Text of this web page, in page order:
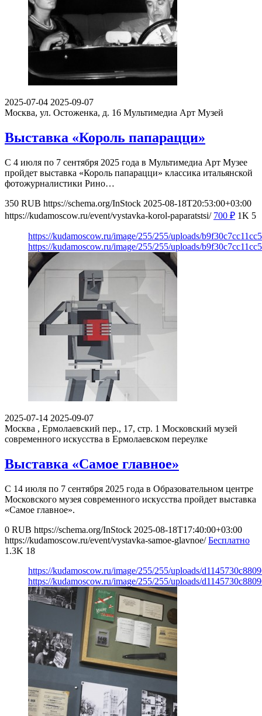
2025-07-04 2025-09-07
Москва, ул. Остоженка, д. 16 Мультимедиа Арт Музей
Выставка «Король папарацци»
С 4 июля по 7 сентября 2025 года в Мультимедиа Арт Музее
пройдет выставка «Король папарацци» классика итальянской
фотожурналистики Рино…
350 RUB https://schema.org/InStock 2025-08-18T20:53:00+03:00
https://kudamoscow.ru/event/vystavka-korol-paparatstsi/ 700 ₽ 1K 5
https://kudamoscow.ru/image/255/255/uploads/
https://kudamoscow.ru/image/255/255/uploads/
2025-07-14 2025-09-07
Москва , Ермолаевский пер., 17, стр. 1 Московский музей
современного искусства в Ермолаевском переулке
Выставка «Самое главное»
С 14 июля по 7 сентября 2025 года в Образовательном центре
Московского музея современного искусства пройдет выставка
«Самое главное».
0 RUB https://schema.org/InStock 2025-08-18T17:40:00+03:00
https://kudamoscow.ru/event/vystavka-samoe-glavnoe/ Бесплатно
1.3K 18
https://kudamoscow.ru/image/255/255/uploads/
https://kudamoscow.ru/image/255/255/uploads/